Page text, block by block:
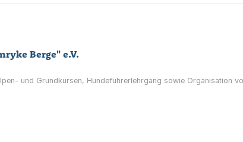
Berge" e.V.
und Grundkursen, Hundeführerlehrgang sowie Organisation